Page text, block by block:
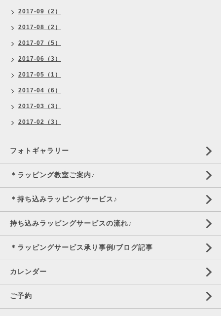
2017-09（2）
2017-08（2）
2017-07（5）
2017-06（3）
2017-05（1）
2017-04（6）
2017-03（3）
2017-02（3）
フォトギャラリー
＊ラッピング教室ご案内♪
＊持ち込みラッピングサービス♪
持ち込みラッピングサービスの流れ♪
＊ラッピングサービス承り事例/ブログ記事
カレンダー
ご予約